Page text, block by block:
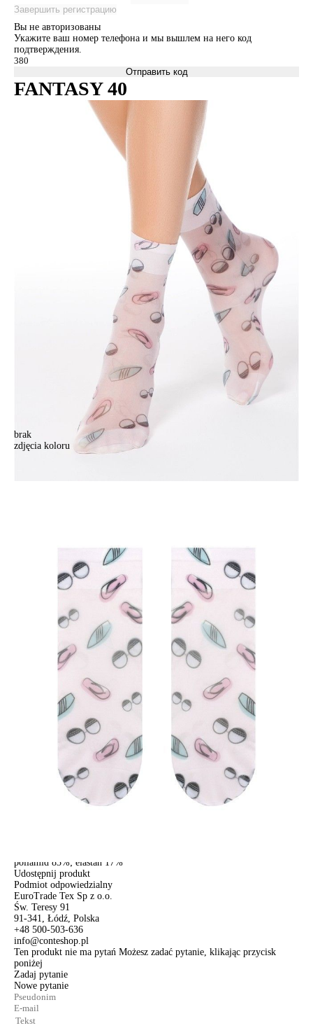
Завершить регистрацию
Вы не авторизованы
Укажите ваш номер телефона и мы вышлем на него код
подтверждения.
Отправить код
FANTASY 40
brak
zdjęcia koloru
Skarpetki damskie CONTE ELEGANT FANTASY, r.23-25, 106
+
DODAJ DO KOSZYKA
Jak złożyć zamówienie
POWIADOM MNIE O DOSTĘPNOŚCI
ПОЛУЧИТЬ ПО EMAIL
darmowa od 99 zł
czas dostawy: 1-2 dni robocze
Paczkomaty InPost 24/7,darmowa od 50 zł
czas dostawy: 1-2 dni robocze
w sklepie Conte (Łodz)
pn.- czw. 8:00 - 16:00, pt. 8:00 - 14:00
Opis produktu
poliamid 83%; elastan 17%
Udostępnij produkt
Podmiot odpowiedzialny
EuroTrade Tex Sp z o.o.
Św. Teresy 91
91-341, Łódź, Polska
+48 500-503-636
info@conteshop.pl
Ten produkt nie ma pytań Możesz zadać pytanie, klikając przycisk
poniżej
Zadaj pytanie
Nowe pytanie